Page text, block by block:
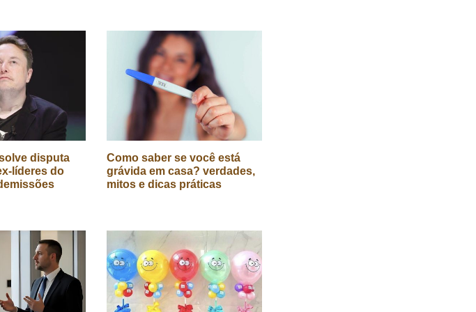
disputa
líderes do
Como saber se você está
grávida em casa? verdades,
mitos e dicas práticas